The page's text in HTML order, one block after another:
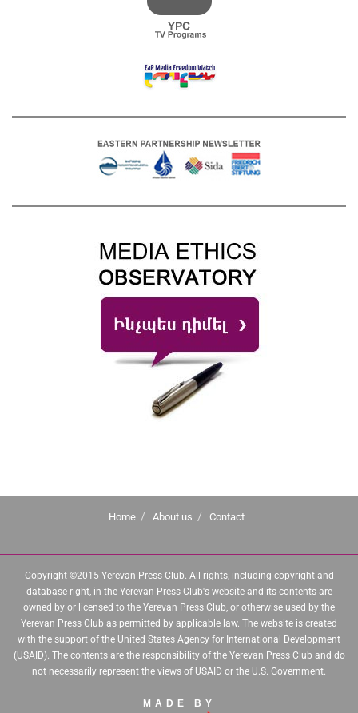
Home About us Contact
Copyright ©2015 Yerevan Press Club. All rights, including copyright and
database right, in the Yerevan Press Club's website and its contents are
owned by or licensed to the Yerevan Press Club, or otherwise used by the
Yerevan Press Club as permitted by applicable law. The website is created
with the support of the United States Agency for International Development
(USAID). The contents are the responsibility of the Yerevan Press Club and do
not necessarily represent the views of USAID or the U.S. Government.
MADE BY